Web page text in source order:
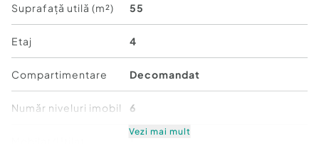
Dotări și avantaje:
-bloc nou
-mobilier realizat pe comandă
-electrocasnice incluse
-finisaje moderne, de calitate
-iluminat LED decorativ
-apartament luminos, bine compartimentat
-ideal pentru locuit sau investiție (închiriere)
Suprafață utilă (m²) 55
Etaj 4
Compartimentare Decomandat
Număr niveluri imobil 6
Vezi mai mult